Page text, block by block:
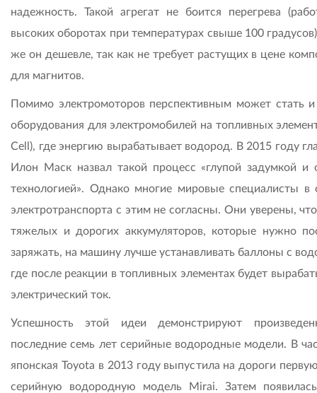
надежность. Такой агрегат не боится перегрева
высоких оборотах при температурах свыше 100
же он дешевле, так как не требует растущих в цене
для магнитов.
Помимо электромоторов перспективным может стать
оборудования для электромобилей на топливных
Cell), где энергию вырабатывает водород. В 2015 году
Илон Маск назвал такой процесс «глупой задумкой и
технологией». Однако многие мировые специалисты в
электротранспорта с этим не согласны. Они уверены,
тяжелых и дорогих аккумуляторов, которые нужно
заряжать, на машину лучше устанавливать баллоны с
где после реакции в топливных элементах будет
электрический ток.
Успешность этой идеи демонстрируют
последние семь лет серийные водородные модели. В
японская Toyota в 2013 году выпустила на дороги
серийную водородную модель Mirai. Затем